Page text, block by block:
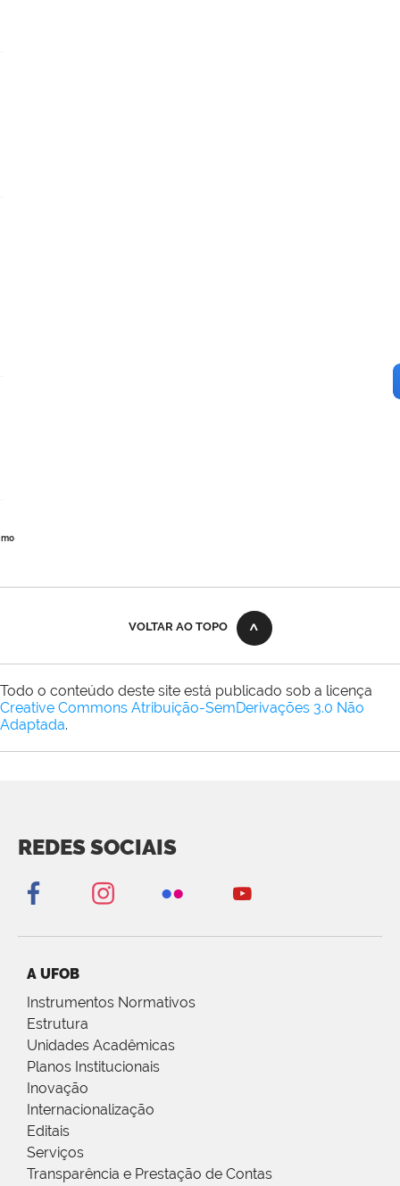
VOLTAR AO TOPO
Todo o conteúdo deste site está publicado sob a licença
Creative Commons Atribuição-SemDerivações 3.0 Não
Adaptada.
REDES SOCIAIS
A UFOB
Instrumentos Normativos
Estrutura
Unidades Acadêmicas
Planos Institucionais
Inovação
Internacionalização
Editais
Serviços
Transparência e Prestação de Contas